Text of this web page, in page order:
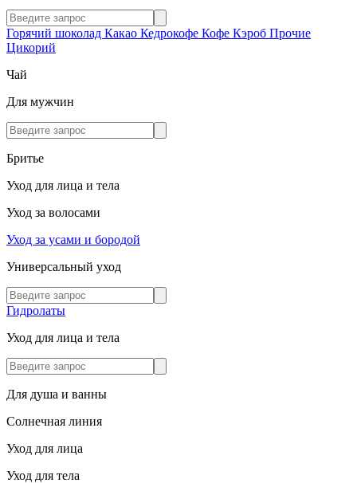
Горячий шоколад Какао Кедрокофе Кофе Кэроб Прочие
Цикорий
Чай
Для мужчин
Бритье
Уход для лица и тела
Уход за волосами
Уход за усами и бородой
Универсальный уход
Гидролаты
Уход для лица и тела
Для душа и ванны
Солнечная линия
Уход для лица
Уход для тела